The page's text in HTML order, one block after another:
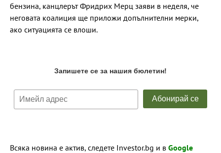
бензина, канцлерът Фридрих Мерц заяви в неделя, че
неговата коалиция ще приложи допълнителни мерки,
ако ситуацията се влоши.
Всяка новина е актив, следете Investor.bg и в Google